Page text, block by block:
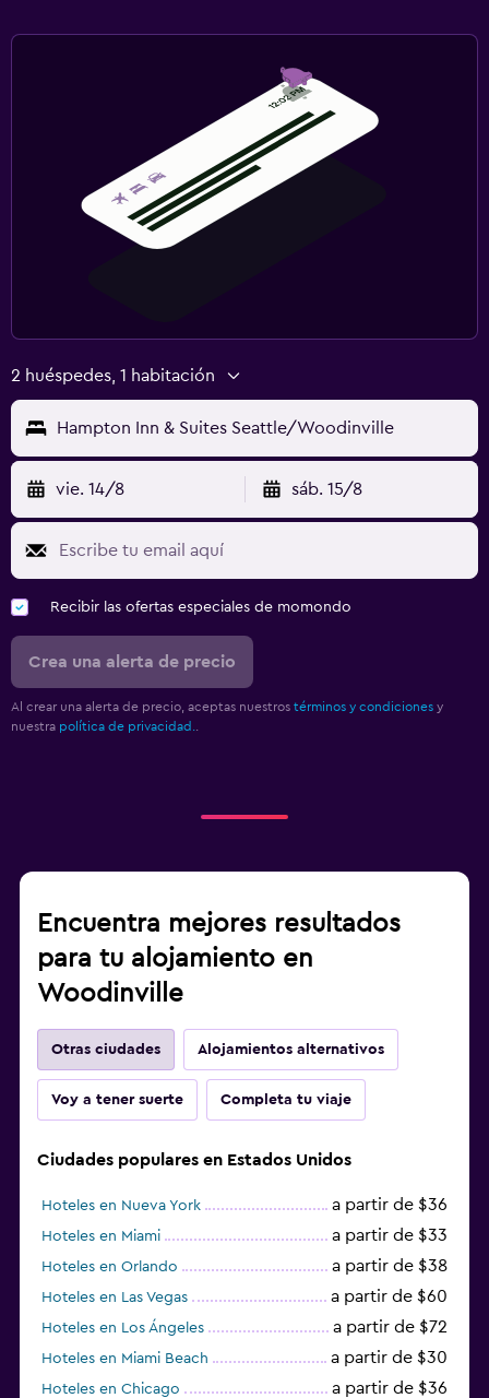
2 huéspedes, 1 habitación
Hampton Inn & Suites Seattle/Woodinville
vie. 14/8 sáb. 15/8
Recibir las ofertas especiales de momondo
Crea una alerta de precio
Al crear una alerta de precio, aceptas nuestros términos y condiciones y
nuestra política de privacidad.
Encuentra mejores resultados
para tu alojamiento en
Woodinville
Otras ciudades Alojamientos alternativos
Voy a tener suerte Completa tu viaje
Ciudades populares en Estados Unidos
Hoteles en Nueva York a partir de $36
Hoteles en Miami a partir de $33
Hoteles en Orlando a partir de $38
Hoteles en Las Vegas a partir de $60
Hoteles en Los Ángeles a partir de $72
Hoteles en Miami Beach a partir de $30
Hoteles en Chicago a partir de $36